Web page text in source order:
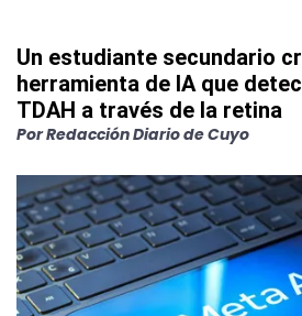
Un estudiante secundario
herramienta de IA que
TDAH a través de la retina
PorRedacción Diario de Cuyo